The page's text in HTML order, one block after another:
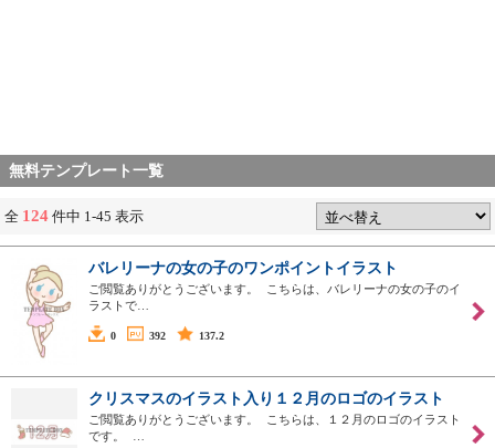
無料テンプレート一覧
全 124 件中 1-45 表示
バレリーナの女の子のワンポイントイラスト
ご閲覧ありがとうございます。 こちらは、バレリーナの女の子のイ
ラストで…
0 392 137.2
クリスマスのイラスト入り１２月のロゴのイラスト
ご閲覧ありがとうございます。 こちらは、１２月のロゴのイラスト
です。 …